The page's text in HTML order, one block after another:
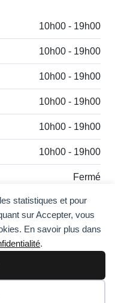
statistiques et pour
sur Accepter, vous
En savoir plus dans
.
10h00 - 19h00
10h00 - 19h00
10h00 - 19h00
10h00 - 19h00
10h00 - 19h00
10h00 - 19h00
Fermé